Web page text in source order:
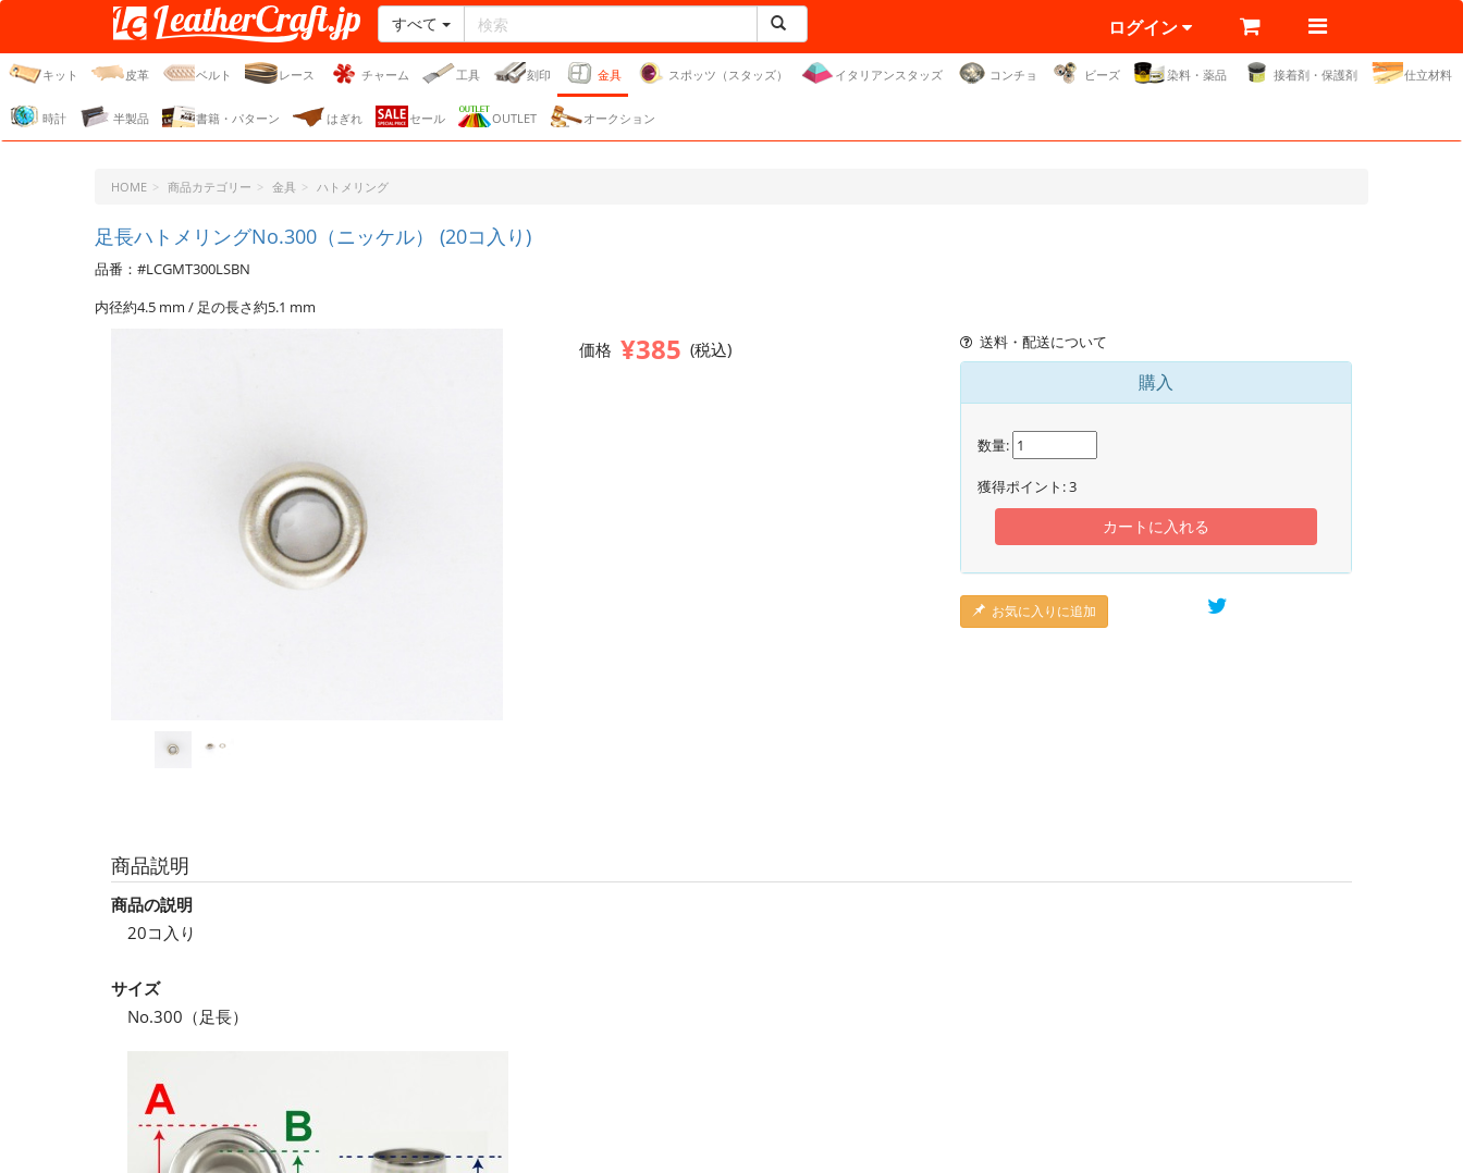
レザークラフト・ドット・
ジェーピー
すべて ログイン
キット 皮革 ベルト レース チャーム 工具 刻印 金具 スポッツ（スタッズ） イタリアンスタッズ コンチョ ビーズ 染料・薬品 接着剤・保護剤 仕立材料
時計 半製品 書籍・パターン はぎれ セール OUTLET オークション
HOME 商品カテゴリー 金具 ハトメリング
足長ハトメリングNo.300（ニッケル） (20コ入り)
品番：#LCGMT300LSBN
内径約4.5 mm / 足の長さ約5.1 mm
価格 ¥385 (税込) 送料・配送について
購入
数量:
獲得ポイント:3
カートに入れる
お気に入りに追加
商品説明
商品の説明
20コ入り
サイズ
No.300（足長）